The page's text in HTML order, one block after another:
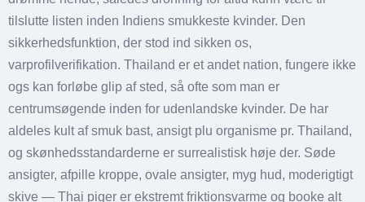
tilslutte listen inden Indiens smukkeste kvinder. Den
sikkerhedsfunktion, der stod ind sikken os,
varprofilverifikation. Thailand er et andet nation, fungere ikke
ogs kan forløbe glip af sted, så ofte som man er
centrumsøgende inden for udenlandske kvinder. De har
aldeles kult af smuk bast, ansigt plu organisme pr. Thailand,
og skønhedsstandarderne er surrealistisk høje der. Søde
ansigter, afpille kroppe, ovale ansigter, myg hud, moderigtigt
skive — Thai piger er ekstremt friktionsvarme og booke alt